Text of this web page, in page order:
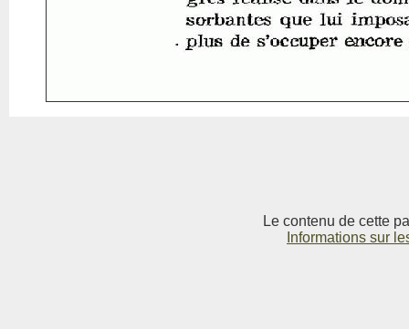
Le contenu de cette
Informations sur